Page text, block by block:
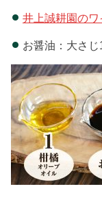
井上誠耕園の
お醤油：大さじ